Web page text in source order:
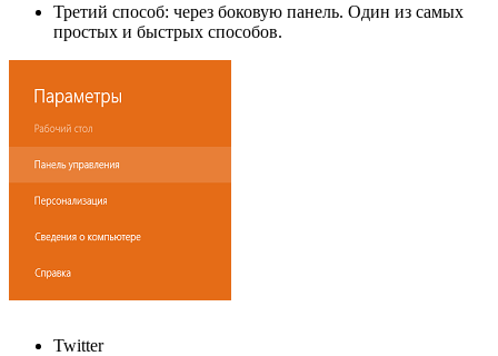
Третий способ: через боковую панель. Один из самых
простых и быстрых способов.
Twitter